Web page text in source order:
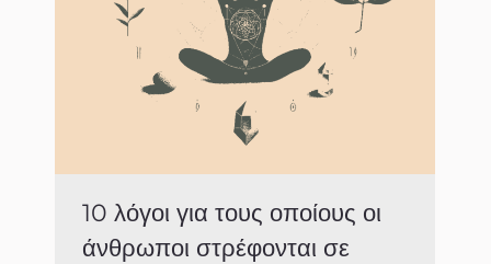
10 λόγοι για τους οποίους οι
άνθρωποι στρέφονται σε